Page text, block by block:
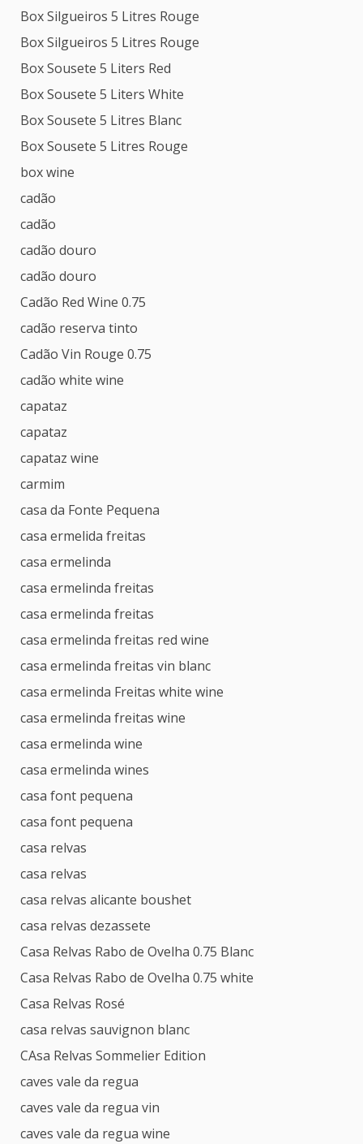
Box Silgueiros 5 Litres Rouge
Box Silgueiros 5 Litres Rouge
Box Sousete 5 Liters Red
Box Sousete 5 Liters White
Box Sousete 5 Litres Blanc
Box Sousete 5 Litres Rouge
box wine
cadão
cadão
cadão douro
cadão douro
Cadão Red Wine 0.75
cadão reserva tinto
Cadão Vin Rouge 0.75
cadão white wine
capataz
capataz
capataz wine
carmim
casa da Fonte Pequena
casa ermelida freitas
casa ermelinda
casa ermelinda freitas
casa ermelinda freitas
casa ermelinda freitas red wine
casa ermelinda freitas vin blanc
casa ermelinda Freitas white wine
casa ermelinda freitas wine
casa ermelinda wine
casa ermelinda wines
casa font pequena
casa font pequena
casa relvas
casa relvas
casa relvas alicante boushet
casa relvas dezassete
Casa Relvas Rabo de Ovelha 0.75 Blanc
Casa Relvas Rabo de Ovelha 0.75 white
Casa Relvas Rosé
casa relvas sauvignon blanc
CAsa Relvas Sommelier Edition
caves vale da regua
caves vale da regua vin
caves vale da regua wine